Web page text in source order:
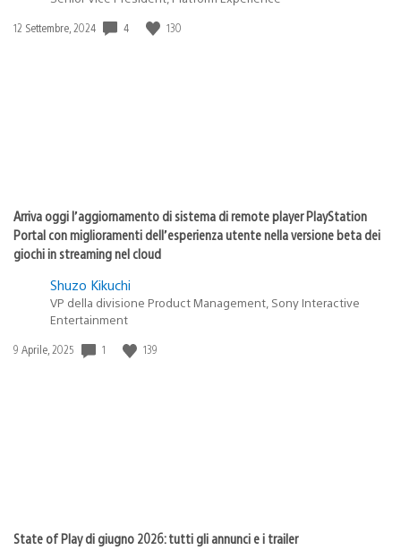
Data
12 Settembre, 2024 4 130
Arriva oggi l’aggiornamento di sistema di remote player PlayStation
Portal con miglioramenti dell’esperienza utente nella versione beta dei
giochi in streaming nel cloud
Shuzo Kikuchi
VP della divisione Product Management, Sony Interactive
Entertainment
Data
9 Aprile, 2025 1 139
State of Play di giugno 2026: tutti gli annunci e i trailer